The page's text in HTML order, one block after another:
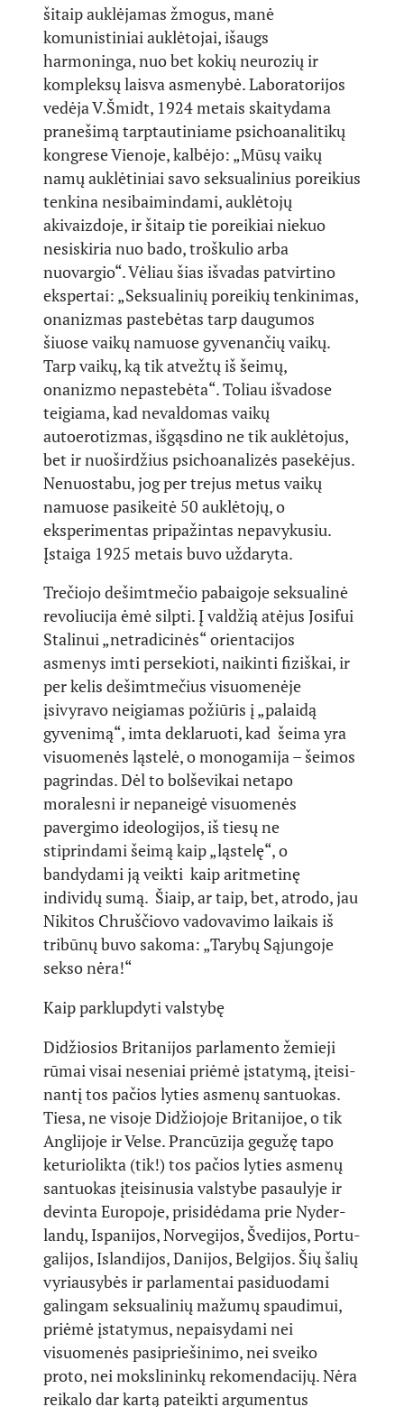
šitaip auklėjamas žmogus, manė
komunistiniai auklėtojai, išaugs
harmoninga, nuo bet kokių neurozių ir
kompleksų laisva asmenybė. Laboratorijos
vedėja V.Šmidt, 1924 metais skaitydama
pranešimą tarptautiniame psichoanalitikų
kongrese Vienoje, kalbėjo: „Mūsų vaikų
namų auklėtiniai savo seksualinius poreikius
tenkina nesibaimindami, auklėtojų
akivaizdoje, ir šitaip tie poreikiai niekuo
nesiskiria nuo bado, troškulio arba
nuovargio“. Vėliau šias išvadas patvirtino
ekspertai: „Seksualinių poreikių tenkinimas,
onanizmas pastebėtas tarp daugumos
šiuose vaikų namuose gyvenančių vaikų.
Tarp vaikų, ką tik atvežtų iš šeimų,
onanizmo nepastebėta“. Toliau išvadose
teigiama, kad nevaldomas vaikų
autoerotizmas, išgąsdino ne tik auklėtojus,
bet ir nuoširdžius psichoanalizės pasekėjus.
Nenuostabu, jog per trejus metus vaikų
namuose pasikeitė 50 auklėtojų, o
eksperimentas pripažintas nepavykusiu.
Įstaiga 1925 metais buvo uždaryta.
Trečiojo dešimtmečio pabaigoje seksualinė
revoliucija ėmė silpti. Į valdžią atėjus Josifui
Stalinui „netradicinės“ orientacijos
asmenys imti persekioti, naikinti fiziškai, ir
per kelis dešimtmečius visuomenėje
įsivyravo neigiamas požiūris į „palaidą
gyvenimą“, imta deklaruoti, kad šeima yra
visuomenės ląstelė, o monogamija – šeimos
pagrindas. Dėl to bolševikai netapo
moralesni ir nepaneigė visuomenės
pavergimo ideologijos, iš tiesų ne
stiprindami šeimą kaip „ląstelę“, o
bandydami ją veikti kaip aritmetinę
individų sumą. Šiaip, ar taip, bet, atrodo, jau
Nikitos Chruščiovo vadovavimo laikais iš
tribūnų buvo sakoma: „Tarybų Sąjungoje
sekso nėra!“
Kaip parklupdyti valstybę
Di­džio­sios Bri­ta­ni­jos par­la­men­to že­mie­ji
rū­mai visai neseniai pri­ėmė įsta­ty­mą, įtei­si­
nan­tį tos pa­čios ly­ties as­me­nų san­tuo­kas.
Tiesa, ne visoje Didžiojoje Britanijoe, o tik
Ang­li­jo­je ir Vel­se. Pra­ncū­zi­ja ge­gu­žę ta­po
keturiolikta (tik!) tos pa­čios ly­ties as­me­nų
san­tuo­kas įtei­si­nu­sia vals­ty­be pasaulyje ir
devinta Europoje, pri­si­dė­da­ma prie Ny­der­
lan­dų, Is­pa­ni­jos, Nor­ve­gi­jos, Šve­di­jos, Por­tu­
ga­li­jos, Is­lan­di­jos, Da­ni­jos, Bel­gi­jos. Šių šalių
vyriausybės ir parlamentai pasiduodami
galingam seksualinių mažumų spaudimui,
priėmė įstatymus, nepaisydami nei
visuomenės pasipriešinimo, nei sveiko
proto, nei mokslininkų rekomendacijų. Nėra
reikalo dar kartą pateikti argumentus